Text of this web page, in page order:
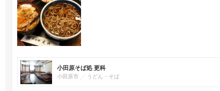
小田原そば処 更科
小田原市 うどん・そば